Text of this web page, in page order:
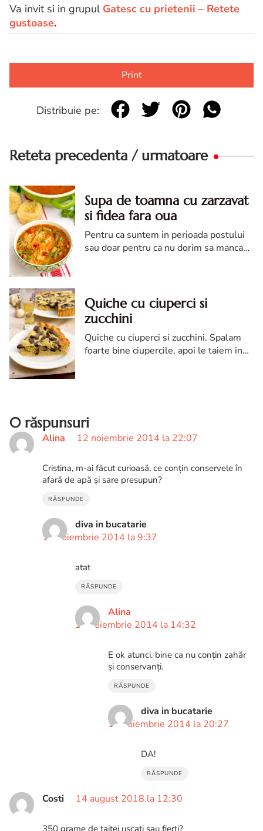
Va invit si in grupul Gatesc cu prietenii – Retete
gustoase.
Print
Distribuie pe:
Reteta precedenta / urmatoare
Supa de toamna cu zarzavat
si fidea fara oua
Pentru ca suntem in perioada postului
sau doar pentru ca nu dorim sa mancam
Quiche cu ciuperci si
zucchini
Quiche cu ciuperci si zucchini. Spalam
foarte bine ciupercile, apoi le taiem in
0 răspunsuri
Alina 12 noiembrie 2014 la 22:07
Cristina, m-ai făcut curioasă, ce conțin conservele în
afară de apă și sare presupun?
RĂSPUNDE
diva in bucatarie
13 noiembrie 2014 la 9:37
atat
RĂSPUNDE
Alina
13 noiembrie 2014 la 14:32
E ok atunci. bine ca nu conțin zahăr
și conservanți.
RĂSPUNDE
diva in bucatarie
13 noiembrie 2014 la 20:27
DA!
RĂSPUNDE
Costi 14 august 2018 la 12:30
350 grame de taitei uscați sau fierti?